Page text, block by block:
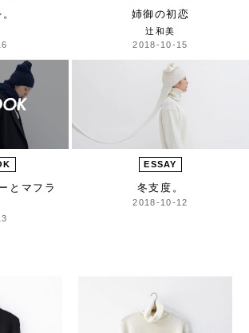
姉御の初恋
辻和美
2018-10-15
とマフラ
ESSAY
冬支度。
2018-10-12